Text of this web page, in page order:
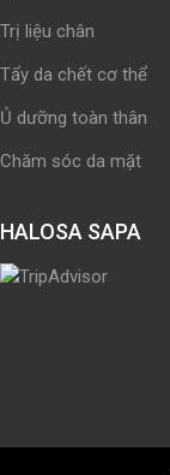
Trị liệu chân
Tẩy da chết cơ thể
Ủ dưỡng toàn thân
Chăm sóc da mặt
HALOSA SAPA